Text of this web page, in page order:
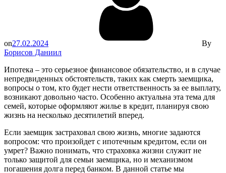
on27.02.2024
By
Борисов Даниил
Ипотека – это серьезное финансовое обязательство, и в случае
непредвиденных обстоятельств, таких как смерть заемщика,
вопросы о том, кто будет нести ответственность за ее выплату,
возникают довольно часто. Особенно актуальна эта тема для
семей, которые оформляют жилье в кредит, планируя свою
жизнь на несколько десятилетий вперед.
Если заемщик застраховал свою жизнь, многие задаются
вопросом: что произойдет с ипотечным кредитом, если он
умрет? Важно понимать, что страховка жизни служит не
только защитой для семьи заемщика, но и механизмом
погашения долга перед банком. В данной статье мы